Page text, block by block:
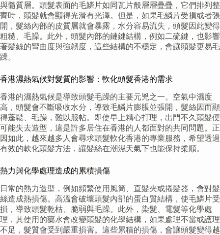
與髓質層。頭髮表面的毛鱗片如同瓦片般層層疊疊，它們排列整
齊時，頭髮就會顯得光滑有光澤。但是，如果毛鱗片受損或者張
開，髮絲內部的皮質層就會暴露，水分容易流失，頭髮因此變得
粗糙、毛躁。此外，頭髮內部的鏈鍵結構，例如二硫鍵，也影響
著髮絲的彎曲度與強韌度，這些結構的不穩定，會讓頭髮更易毛
躁。
香港濕熱氣候對髮質的影響：軟化頭髮香港的需求
香港的濕熱氣候是導致頭髮毛躁的主要元兇之一。空氣中濕度
高，頭髮會不斷吸收水分，導致毛鱗片膨脹並張開，髮絲因而顯
得蓬鬆、毛躁，難以服帖。即使早上精心打理，出門不久頭髮便
可能失去造型，這是許多居住在香港的人都面對的共同問題。正
因如此，越來越多人會尋求頭髮軟化香港的專業服務，希望透過
有效的軟化頭髮方法，讓髮絲在潮濕天氣下也能保持柔順。
熱力與化學處理造成的累積損傷
日常的熱力造型，例如頻繁使用風筒、直髮夾或捲髮器，會對髮
絲造成熱損傷。高溫會破壞頭髮內部的蛋白質結構，使毛鱗片受
損，導致頭髮乾枯、脆弱與毛躁。此外，染髮、電髮等化學處
理，其使用的藥水會改變頭髮的化學結構，如果處理不當或護理
不足，髮質會受到嚴重損害。這些累積的損傷，會讓頭髮變得越